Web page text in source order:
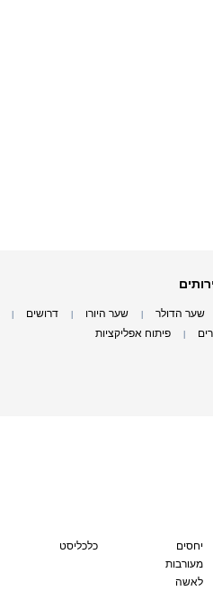
שער הדולר שער היורו דרושים
פיתוח אפליקציות
יחסים
מעורבות
לאשה
כלכליסט